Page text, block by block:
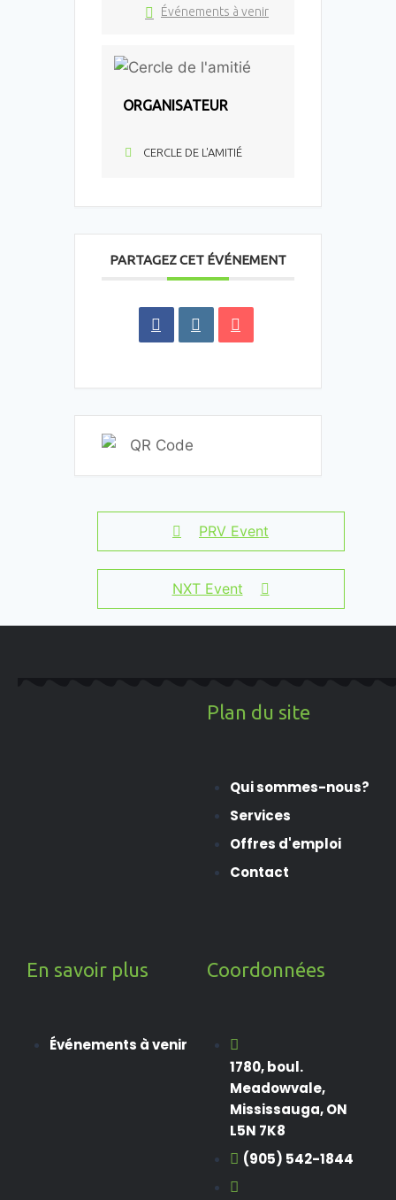
Événements à venir
ORGANISATEUR
CERCLE DE L'AMITIÉ
PARTAGEZ CET ÉVÉNEMENT
PRV Event
NXT Event
Plan du site
Qui sommes-nous?
Services
Offres d'emploi
Contact
En savoir plus
Événements à venir
Coordonnées
1780, boul.
Meadowvale,
Mississauga, ON
L5N 7K8
(905) 542-1844